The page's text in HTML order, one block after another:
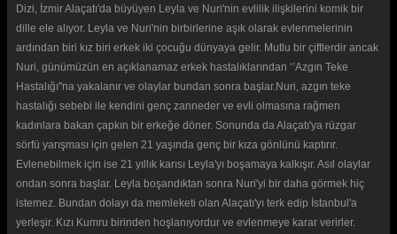
Dizi, İzmir Alaçatı'da büyüyen Leyla ve Nuri'nin evlilik ilişkilerini komik bir
dille ele alıyor. Leyla ve Nuri'nin birbirlerine aşık olarak evlenmelerinin
ardından biri kız biri erkek iki çocuğu dünyaya gelir. Mutlu bir çiftlerdir ancak
Nuri, günümüzün en açıklanamaz erkek hastalıklarından ‘’Azgın Teke
Hastalığı''na yakalanır ve olaylar bundan sonra başlar.Nuri, azgın teke
hastalığı sebebi ile kendini genç zanneder ve evli olmasına rağmen
kadınlara bakan çapkın bir erkeğe döner. Sonunda da Alaçatı'ya rüzgar
sörfü yarışması için gelen 21 yaşında genç bir kıza gönlünü kaptırır.
Evlenebilmek için ise 21 yıllık karısı Leyla'yı boşamaya kalkışır. Asıl olaylar
ondan sonra başlar. Leyla boşandıktan sonra Nuri'yi bir daha görmek hiç
istemez. Bundan dolayı da memleketi olan Alaçatı'yı terk edip İstanbul'a
yerleşir. Kızı Kumru birinden hoşlanıyordur ve evlenmeye karar verirler.